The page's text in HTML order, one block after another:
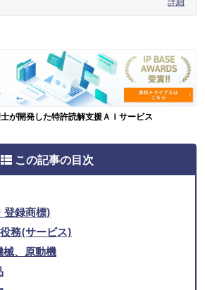
士が開発した特許読解支援ＡＩサービス
この記事の目次
登録商標)
務(サービス)
械、原動機